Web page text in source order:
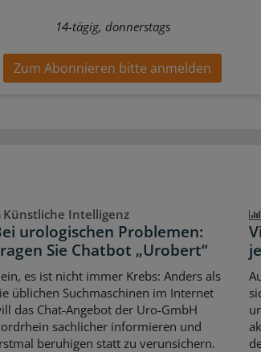
14-tägig, donnerstags
Zum Abonnieren bitte anmelden
Künstliche Intelligenz
urologischen Problemen:
Sie Chatbot „Urobert“
es ist nicht immer Krebs: Anders als
üblichen Suchmaschinen im Internet
das Chat-Angebot der Uro-GmbH
sachlicher informieren und
beruhigen statt zu verunsichern.